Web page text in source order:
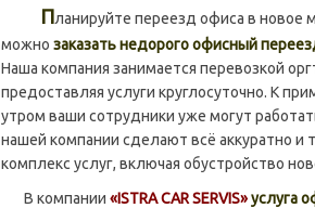
Планируйте переезд офиса в новое
можно заказать недорого офисный
Наша компания занимается перевозкой
предоставляя услуги круглосуточно. К
утром ваши сотрудники уже могут
нашей компании сделают всё аккуратно и
комплекс услуг, включая обустройство
В компании «ISTRA CAR SERVIS»услуга